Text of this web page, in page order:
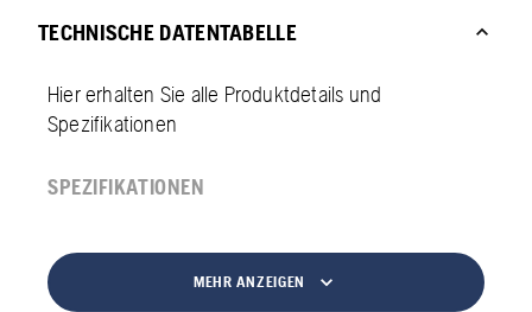
TECHNISCHE DATENTABELLE
Hier erhalten Sie alle Produktdetails und
Spezifikationen
SPEZIFIKATIONEN
MEHR ANZEIGEN